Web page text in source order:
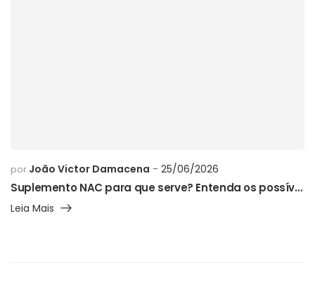
por João Victor Damacena 25/06/2026
Suplemento NAC para que serve? Entenda os possíveis benefícios, como usar e os cuidados necessários
Leia Mais